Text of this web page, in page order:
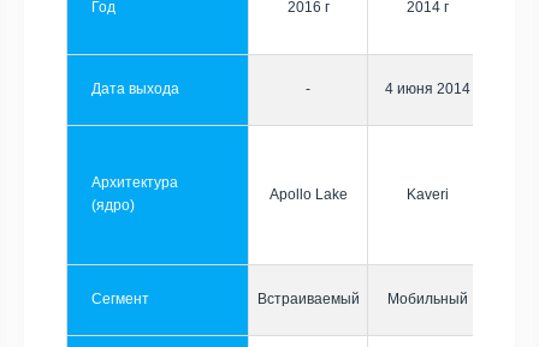
Год 2016 г 2014 г
Дата выхода - 4 июня 2014
Архитектура
(ядро)
Apollo Lake Kaveri
Сегмент Встраиваемый Мобильный